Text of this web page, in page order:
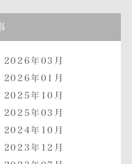
2026年03月
2026年01月
2025年10月
2025年03月
2024年10月
2023年12月